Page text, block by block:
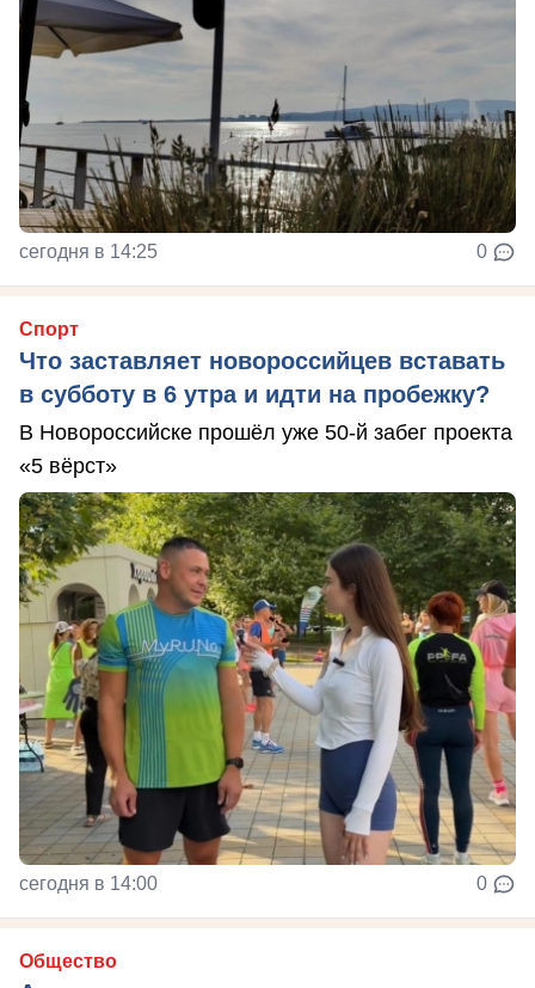
сегодня в 14:25 0
Спорт
Что заставляет новороссийцев вставать
в субботу в 6 утра и идти на пробежку?
В Новороссийске прошёл уже 50-й забег проекта
«5 вёрст»
сегодня в 14:00 0
Общество